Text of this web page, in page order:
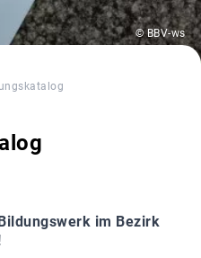
© BBV-ws
im Bezirk